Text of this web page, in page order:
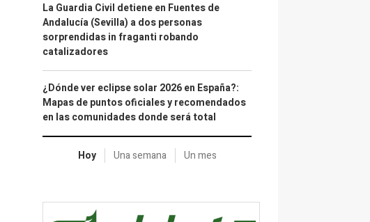
La Guardia Civil detiene en Fuentes de
Andalucía (Sevilla) a dos personas
sorprendidas in fraganti robando
catalizadores
¿Dónde ver eclipse solar 2026 en España?:
Mapas de puntos oficiales y recomendados
en las comunidades donde será total
Hoy Una semana Un mes